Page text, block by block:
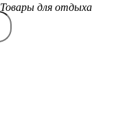
Товары для отдыха